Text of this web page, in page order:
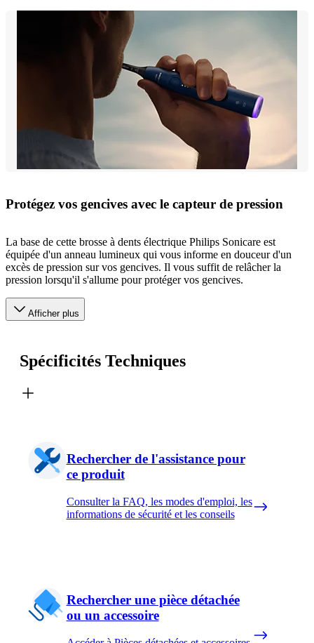
Protégez vos gencives avec le capteur de pression
La base de cette brosse à dents électrique Philips Sonicare est
équipée d'un anneau lumineux qui vous informe en douceur d'un
excès de pression sur vos gencives. Il vous suffit de relâcher la
pression lorsqu'il s'allume pour protéger vos gencives.
Afficher plus
Spécificités Techniques
Rechercher de l'assistance pour
ce produit
Consulter la FAQ, les modes d'emploi, les
informations de sécurité et les conseils
Rechercher une pièce détachée
ou un accessoire